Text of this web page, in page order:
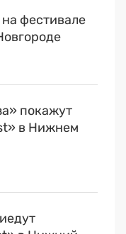
фестивале
покажут
в Нижнем